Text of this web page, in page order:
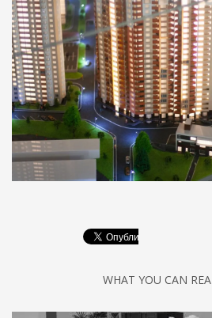
WHAT YOU CAN